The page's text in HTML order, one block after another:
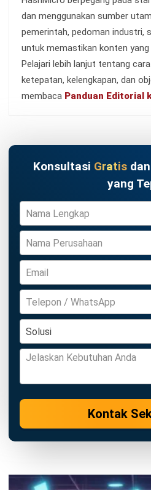
Customer Interaction
Anatha Ginting - 30/07/2026
Meningkatkan
Perbankan dengan
Anatha Ginting - 31/07/2026
Manfaat Sistem
Pembelajaran (e-
Perusahaan